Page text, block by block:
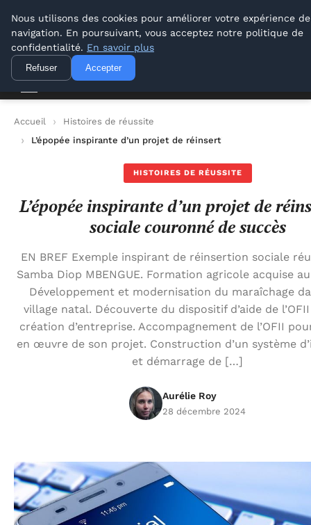
Lyon Photos
Lyon Photos
Accueil
Histoires de réussite
L’épopée inspirante d’un projet de réinsertion sociale
HISTOIRES DE RÉUSSITE
L’épopée inspirante d’un projet de
sociale couronné de succès
EN BREF Exemple inspirant de réinsertion sociale
Samba Diop MBENGUE. Formation agricole acquise
Développement et modernisation du maraîchage
village natal. Découverte du dispositif d’aide de
création d’entreprise. Accompagnement de l’OFII
en œuvre de son projet. Construction d’un système
et démarrage de […]
Aurélie Roy
28 décembre 2024
Nous utilisons des cookies pour améliorer votre expérience de
navigation. En poursuivant, vous acceptez notre politique de
confidentialité. En savoir plus
Refuser Accepter